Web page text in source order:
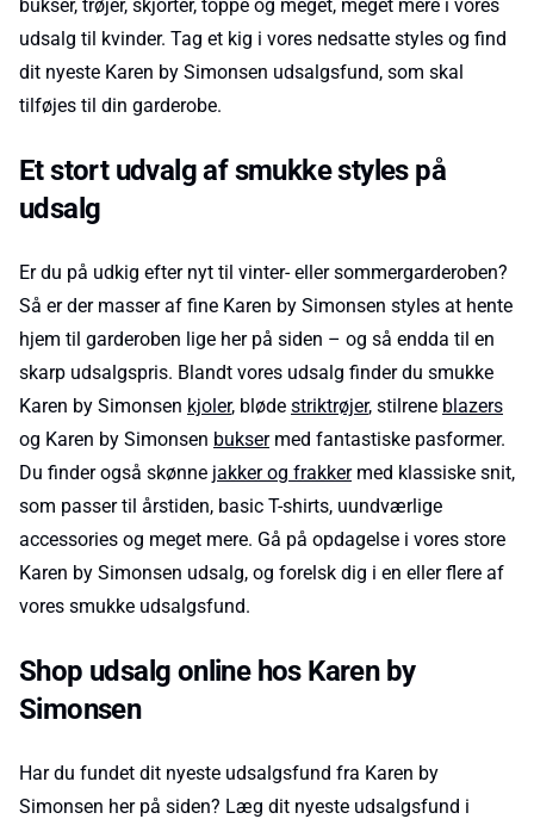
bukser, trøjer, skjorter, toppe og meget, meget mere i vores
udsalg til kvinder. Tag et kig i vores nedsatte styles og find
dit nyeste Karen by Simonsen udsalgsfund, som skal
tilføjes til din garderobe.
Et stort udvalg af smukke styles på
udsalg
Er du på udkig efter nyt til vinter- eller sommergarderoben?
Så er der masser af fine Karen by Simonsen styles at hente
hjem til garderoben lige her på siden – og så endda til en
skarp udsalgspris. Blandt vores udsalg finder du smukke
Karen by Simonsen kjoler, bløde striktrøjer, stilrene blazers
og Karen by Simonsen buksermed fantastiske pasformer.
Du finder også skønne jakker og frakkermed klassiske snit,
som passer til årstiden, basic T-shirts, uundværlige
accessories og meget mere. Gå på opdagelse i vores store
Karen by Simonsen udsalg, og forelsk dig i en eller flere af
vores smukke udsalgsfund.
Shop udsalg online hos Karen by
Simonsen
Har du fundet dit nyeste udsalgsfund fra Karen by
Simonsen her på siden? Læg dit nyeste udsalgsfund i